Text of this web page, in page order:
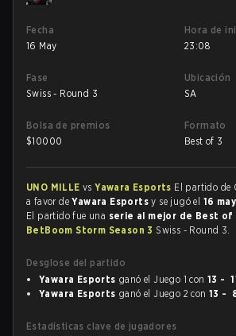
Fecha
16 May
Hora de
23:08
Fase
Swiss - Round 3
Ubicación
SA
Bolsa de premios
$10000
Formato
Best of 3
UNO MILLE vsYawara Esports El partido de
a favor deYawara Esportsy se jugó el 16
El partido fue una serie al mejor de Best of
BetBoom Storm Season 3 Swiss - Round 3.
Desglose del partido
Yawara Esports ganó el Juego 1 con13 -
Yawara Esports ganó el Juego 2 con13 -
Estadísticas clave de jugadores